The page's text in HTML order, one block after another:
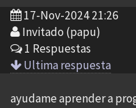
17-Nov-2024 21:26
Invitado (papu)
1 Respuestas
Ultima respuesta
ayudame aprender a